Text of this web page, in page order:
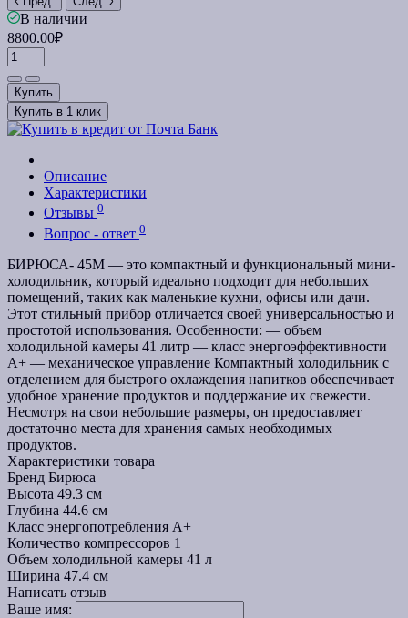
В наличии
8800.00₽
Купить
Купить в 1 клик
Описание
Характеристики
Отзывы 0
Вопрос - ответ 0
БИРЮСА- 45М — это компактный и функциональный мини-
холодильник, который идеально подходит для небольших
помещений, таких как маленькие кухни, офисы или дачи.
Этот стильный прибор отличается своей универсальностью и
простотой использования. Особенности: — объем
холодильной камеры 41 литр — класс энергоэффективности
А+ — механическое управление Компактный холодильник с
отделением для быстрого охлаждения напитков обеспечивает
удобное хранение продуктов и поддержание их свежести.
Несмотря на свои небольшие размеры, он предоставляет
достаточно места для хранения самых необходимых
продуктов.
Характеристики товара
Бренд Бирюса
Высота 49.3 см
Глубина 44.6 см
Класс энергопотребления A+
Количество компрессоров 1
Объем холодильной камеры 41 л
Ширина 47.4 см
Написать отзыв
Ваше имя: